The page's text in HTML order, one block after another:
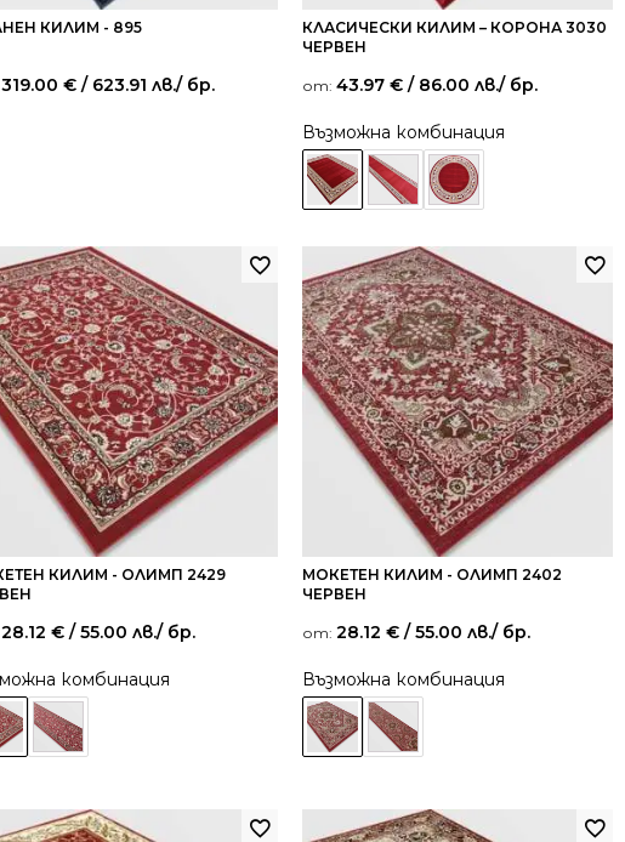
КИЛИМ - 895
319.00 € / 623.91 лв./ бр.
КЛАСИЧЕСКИ КИЛИМ – КОРОНА 3030
ЧЕРВЕН
от: 43.97 € / 86.00 лв./ бр.
Възможна комбинация
КИЛИМ - ОЛИМП 2429
28.12 € / 55.00 лв./ бр.
комбинация
МОКЕТЕН КИЛИМ - ОЛИМП 2402
ЧЕРВЕН
от: 28.12 € / 55.00 лв./ бр.
Възможна комбинация